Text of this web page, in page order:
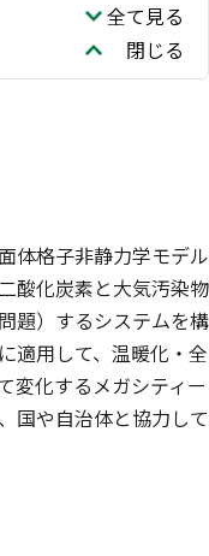
全て見る
閉じる
体格子非静力学モデル
酸化炭素と大気汚染物
題）するシステムを構
適用して、温暖化・全
変化するメガシティー
国や自治体と協力して